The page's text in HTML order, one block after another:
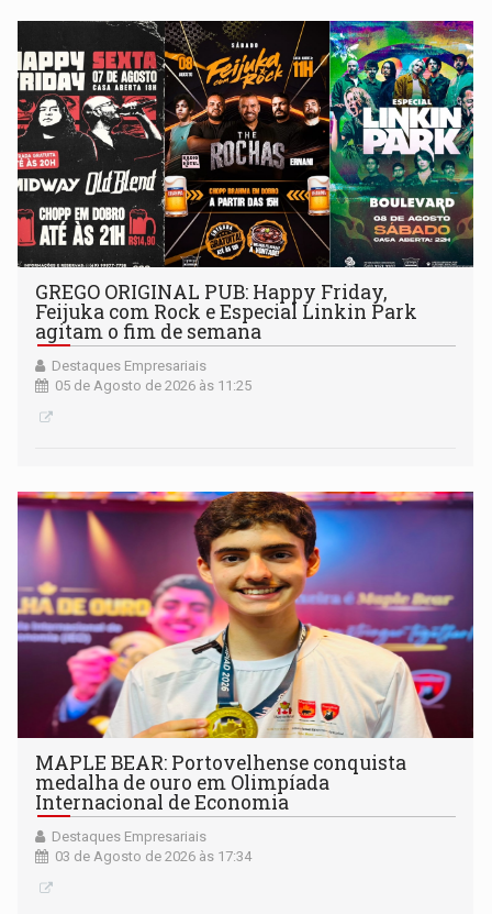
GREGO ORIGINAL PUB: Happy Friday,
Feijuka com Rock e Especial Linkin Park
agitam o fim de semana
Destaques Empresariais
05 de Agosto de 2026 às 11:25
MAPLE BEAR: Portovelhense conquista
medalha de ouro em Olimpíada
Internacional de Economia
Destaques Empresariais
03 de Agosto de 2026 às 17:34